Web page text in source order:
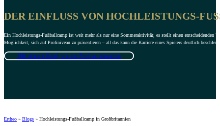
DER EINFLUSS VON HOCHLEISTUNGS-
Ein Hochleistungs-Fußballcamp ist weit mehr als nur eine Sommeraktivität; es stellt einen
Möglichkeit, sich auf Profiniveau zu präsentieren – all das kann die Karriere eines Spielers deutlich
Hilf deinem Kind, wie ein Profi zu trainieren
Ertheo » Blogs » Hochleistungs-Fußballcamp in Großbritannien